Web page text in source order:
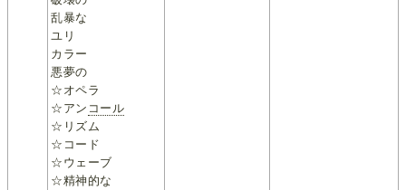
乱暴な
ユリ
カラー
悪夢の
☆オペラ
☆アン コール
☆リズム
☆コード
☆ウェーブ
☆精神的な